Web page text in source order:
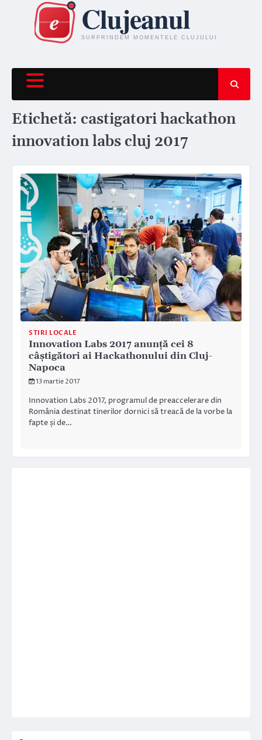
content
Etichetă: castigatori hackathon
innovation labs cluj 2017
STIRI LOCALE
Innovation Labs 2017 anunță cei 8
câștigători ai Hackathonului din Cluj-
Napoca
13 martie 2017
Innovation Labs 2017, programul de preaccelerare din
România destinat tinerilor dornici să treacă de la vorbe la
fapte și de…